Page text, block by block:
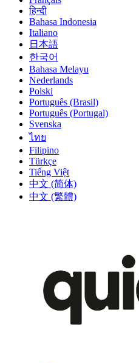
हिन्दी
Bahasa Indonesia
Italiano
日本語
한국어
Bahasa Melayu
Nederlands
Polski
Português (Brasil)
Português (Portugal)
Svenska
ไทย
Filipino
Türkçe
Tiếng Việt
中文 (简体)
中文 (繁體)